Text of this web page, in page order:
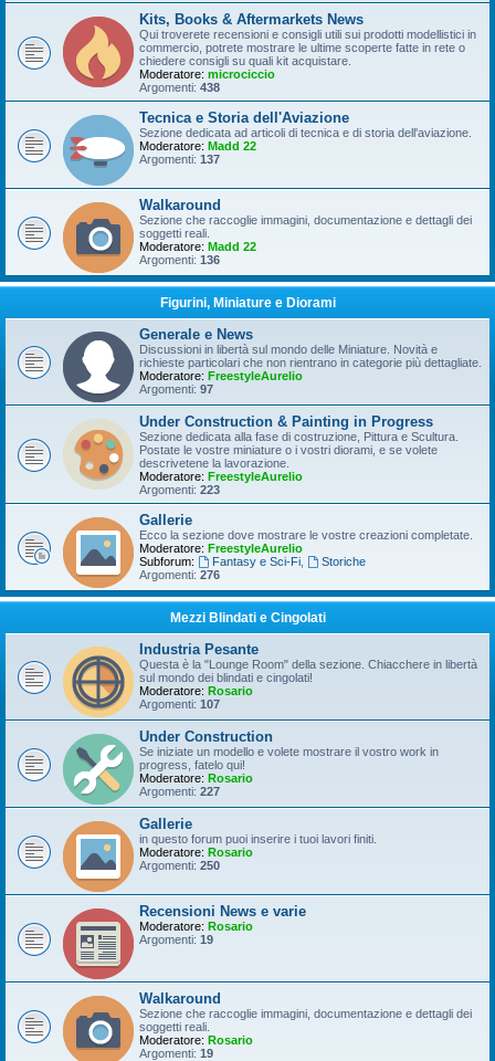
Kits, Books & Aftermarkets News
Qui troverete recensioni e consigli utili sui prodotti modellistici in
commercio, potrete mostrare le ultime scoperte fatte in rete o
chiedere consigli su quali kit acquistare.
Moderatore: microciccio
Argomenti: 438
Tecnica e Storia dell'Aviazione
Sezione dedicata ad articoli di tecnica e di storia dell'aviazione.
Moderatore: Madd 22
Argomenti: 137
Walkaround
Sezione che raccoglie immagini, documentazione e dettagli dei
soggetti reali.
Moderatore: Madd 22
Argomenti: 136
Figurini, Miniature e Diorami
Generale e News
Discussioni in libertà sul mondo delle Miniature. Novità e
richieste particolari che non rientrano in categorie più dettagliate.
Moderatore: FreestyleAurelio
Argomenti: 97
Under Construction & Painting in Progress
Sezione dedicata alla fase di costruzione, Pittura e Scultura.
Postate le vostre miniature o i vostri diorami, e se volete
descrivetene la lavorazione.
Moderatore: FreestyleAurelio
Argomenti: 223
Gallerie
Ecco la sezione dove mostrare le vostre creazioni completate.
Moderatore: FreestyleAurelio
Subforum:
Fantasy e Sci-Fi,
Storiche
Argomenti: 276
Mezzi Blindati e Cingolati
Industria Pesante
Questa è la "Lounge Room" della sezione. Chiacchere in libertà
sul mondo dei blindati e cingolati!
Moderatore: Rosario
Argomenti: 107
Under Construction
Se iniziate un modello e volete mostrare il vostro work in
progress, fatelo qui!
Moderatore: Rosario
Argomenti: 227
Gallerie
in questo forum puoi inserire i tuoi lavori finiti.
Moderatore: Rosario
Argomenti: 250
Recensioni News e varie
Moderatore: Rosario
Argomenti: 19
Walkaround
Sezione che raccoglie immagini, documentazione e dettagli dei
soggetti reali.
Moderatore: Rosario
Argomenti: 19